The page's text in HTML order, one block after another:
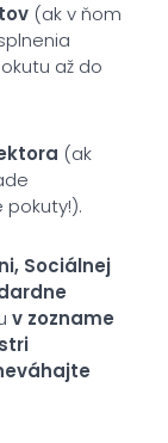
(ak v ňom
až do
(ak
Sociálnej
v zozname